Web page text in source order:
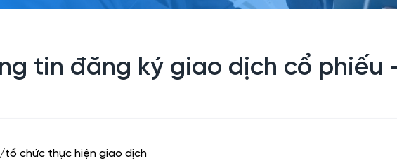
tin đăng ký giao dịch cổ phiếu
tổ chức thực hiện giao dịch